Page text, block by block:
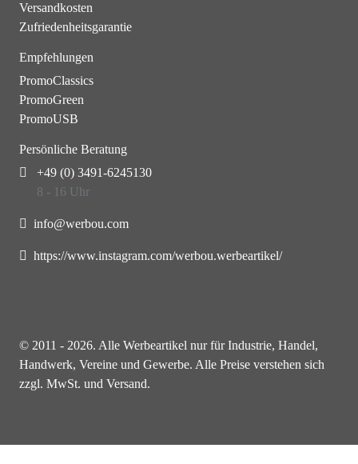
Versandkosten
Zufriedenheitsgarantie
Empfehlungen
PromoClassics
PromoGreen
PromoUSB
Persönliche Beratung
+49 (0) 3491-6245130
8 - 16 Uhr
info@werbou.com
https://www.instagram.com/werbou.werbeartikel/
© 2011 - 2026. Alle Werbeartikel nur für Industrie, Handel,
Handwerk, Vereine und Gewerbe. Alle Preise verstehen sich
zzgl. MwSt. und Versand.